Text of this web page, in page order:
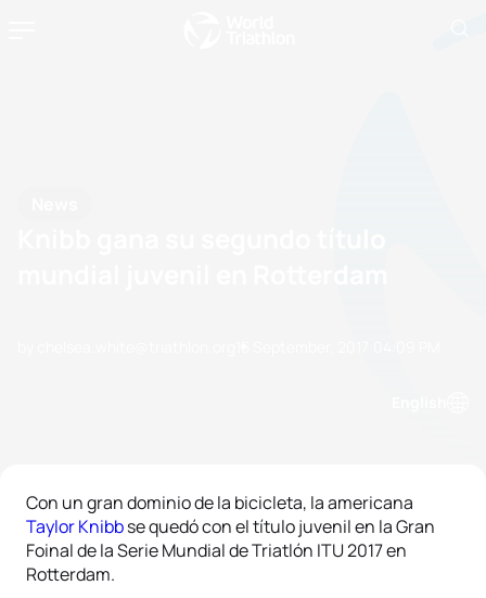
Con un gran dominio de la bicicleta, la americana
Taylor Knibbse quedó con el título juvenil en la Gran
Foinal de la Serie Mundial de Triatlón ITU 2017 en
Rotterdam.